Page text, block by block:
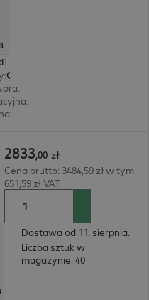
:
:
:
:
2833,00 zł
Cena brutto: 3484,59 zł w tym
651,59 zł VAT
Dostawa od 11. sierpnia.
Liczba sztuk w
magazynie: 40